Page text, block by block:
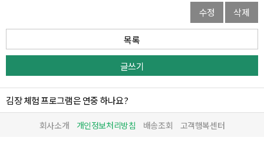
수정 삭제
목록
글쓰기
김장 체험 프로그램은 연중 하나요?
회사소개 개인정보처리방침 배송조회 고객행복센터